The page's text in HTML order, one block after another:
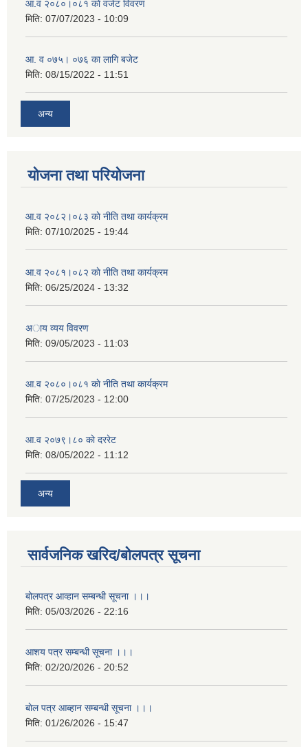
आ.व २०८०।०८१ काे वजेट विवरण
मिति: 07/07/2023 - 10:09
आ. व ०७५। ०७६ का लागि बजेट
मिति: 08/15/2022 - 11:51
अन्य
योजना तथा परियोजना
आ.व २०८२।०८३ काे नीति तथा कार्यक्रम
मिति: 07/10/2025 - 19:44
आ.व २०८१।०८२ काे नीति तथा कार्यक्रम
मिति: 06/25/2024 - 13:32
अाय व्यय विवरण
मिति: 09/05/2023 - 11:03
आ.व २०८०।०८१ काे नीति तथा कार्यक्रम
मिति: 07/25/2023 - 12:00
आ.व २०७९।८० काे दररेट
मिति: 08/05/2022 - 11:12
अन्य
सार्वजनिक खरिद/बोलपत्र सूचना
बोलपत्र आव्हान सम्बन्धी सूचना ।।।
मिति: 05/03/2026 - 22:16
आशय पत्र सम्बन्धी सूचना ।।।
मिति: 02/20/2026 - 20:52
बाेल पत्र आब्हान सम्बन्धी सूचना ।।।
मिति: 01/26/2026 - 15:47